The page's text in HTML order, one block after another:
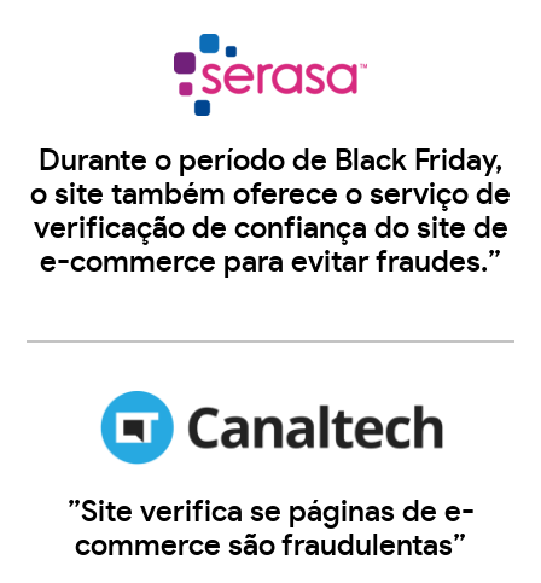
Durante o período de Black Friday,
o site também oferece o serviço de
verificação de confiança do site de
e-commerce para evitar fraudes.”
”Site verifica se páginas de e-
commerce são fraudulentas”